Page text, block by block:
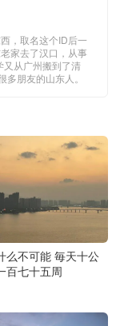
，取名这个ID后一
家去了汉口，从事
从广州搬到了清
朋友的山东人。
么不可能 毎天十公
百七十五周